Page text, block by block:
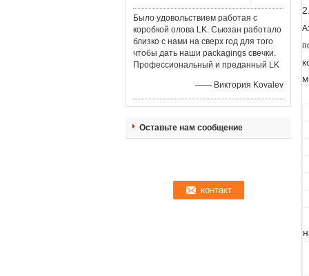
Было удовольствием работая с
коробкой олова LK. Сьюзан работало
близко с нами на сверх год для того
чтобы дать наши packagings свечки.
Профессиональный и преданный LK
—— Виктория Kovalev
Оставьте нам сообщение